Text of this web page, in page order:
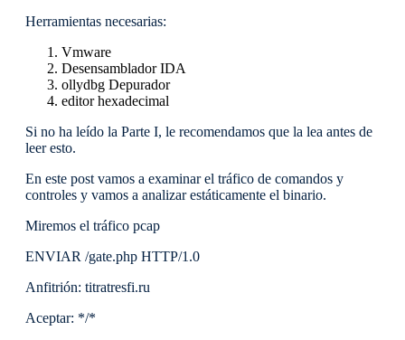
Herramientas necesarias:
Vmware
Desensamblador IDA
ollydbg Depurador
editor hexadecimal
Si no ha leído la Parte I, le recomendamos que la lea antes de
leer esto.
En este post vamos a examinar el tráfico de comandos y
controles y vamos a analizar estáticamente el binario.
Miremos el tráfico pcap
ENVIAR /gate.php HTTP/1.0
Anfitrión: titratresfi.ru
Aceptar: */*